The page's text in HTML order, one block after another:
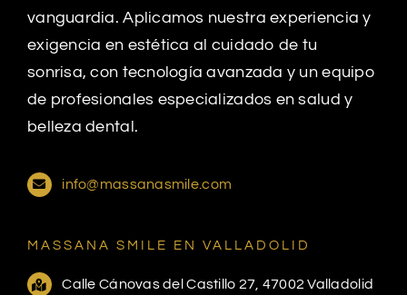
MASSANA SMILE EN VALLADOLID
Calle Cánovas del Castillo 27, 47002 Valladolid
vanguardia. Aplicamos nuestra experiencia y
exigencia en estética al cuidado de tu
sonrisa, con tecnología avanzada y un equipo
de profesionales especializados en salud y
belleza dental.
info@massanasmile.com